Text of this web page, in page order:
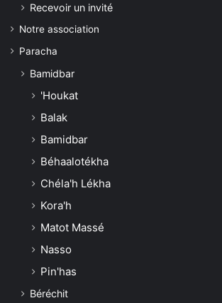
Recevoir un invité
Notre association
Paracha
Bamidbar
'Houkat
Balak
Bamidbar
Béhaalotékha
Chéla'h Lékha
Kora'h
Matot Massé
Nasso
Pin'has
Béréchit